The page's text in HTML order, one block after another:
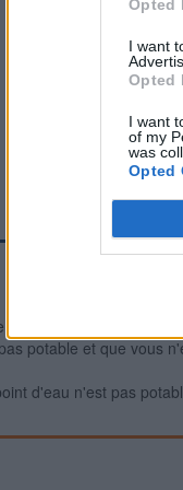
Opted
I want
Opted
I want
of my
was
Opted
des points d'eau dont
potable et que vous
d'eau n'est pas